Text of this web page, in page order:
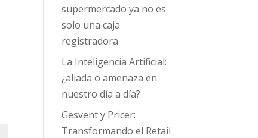
supermercado ya no es
solo una caja
registradora
La Inteligencia Artificial:
¿aliada o amenaza en
nuestro día a día?
Gesvent y Pricer:
Transformando el Retail